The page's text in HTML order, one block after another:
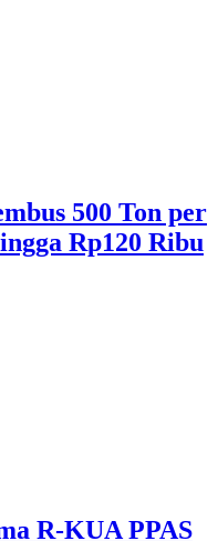
500 Ton per
Rp120 Ribu
R-KUA PPAS